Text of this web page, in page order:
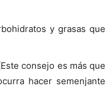
y grasas que
consejo es más que
hacer semenjante